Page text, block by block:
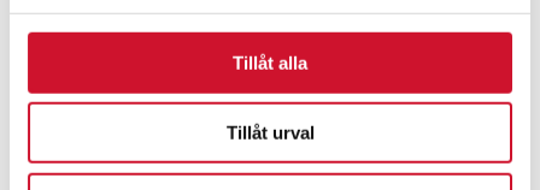
Tillåt alla
Tillåt urval
55.00kr – 75.00krPrisintervall:
75.00kr
ArtikelNr:1093